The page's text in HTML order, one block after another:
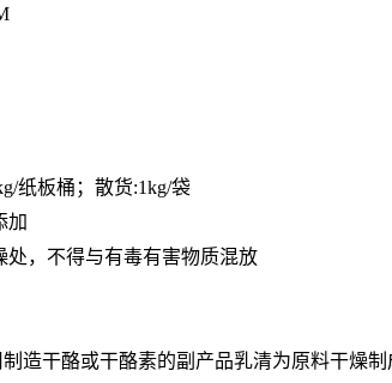
纸板桶；散货:1kg/袋
加
处，不得与有毒有害物质混放
制造干酪或干酪素的副产品乳清为原料干燥